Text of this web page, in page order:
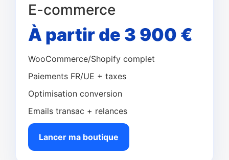
E-commerce
À partir de 3 900 €
WooCommerce/Shopify complet
Paiements FR/UE + taxes
Optimisation conversion
Emails transac + relances
Lancer ma boutique